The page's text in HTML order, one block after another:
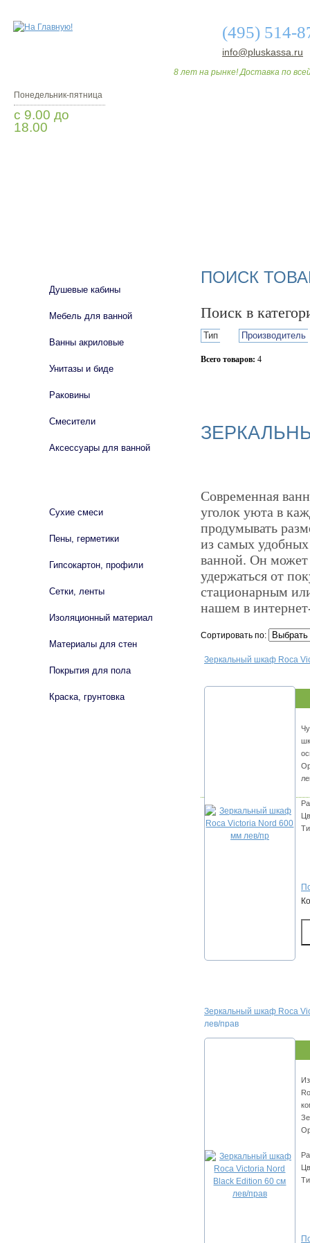
(495) 514-
info@pluskassa.ru
8 лет на рынке! Доставка по
Понедельник-пятница
с 9.00 до
18.00
ПОИСК
Поиск в
Тип Производитель
Всего товаров: 4
Современная
уголок уюта в
продумывать
из самых
ванной. Он
удержаться от
стационарным
нашем в
Сортировать по:
Зеркальный шкаф Roca
Зеркальный шкаф Roca
лев/прав
Душевые кабины
Мебель для ванной
Ванны акриловые
Унитазы и биде
Раковины
Смесители
Аксессуары для ванной
Сухие смеси
Пены, герметики
Гипсокартон, профили
Сетки, ленты
Изоляционный материал
Материалы для стен
Покрытия для пола
Краска, грунтовка